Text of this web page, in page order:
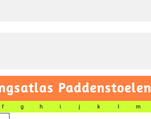
Paddenstoelen
f g h i j k l m